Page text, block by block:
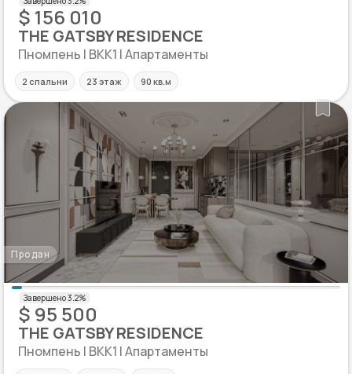
$ 156 010
THE GATSBY RESIDENCE
Пномпень | BKK1 | Апартаменты
2 спальни 23 этаж 90 кв.м
Продан
$ 95 500
THE GATSBY RESIDENCE
Пномпень | BKK1 | Апартаменты